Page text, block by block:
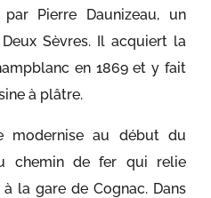
par Pierre Daunizeau, un
Sèvres. Il acquiert la
en 1869 et y fait
à plâtre.
modernise au début du
chemin de fer qui relie
la gare de Cognac. Dans